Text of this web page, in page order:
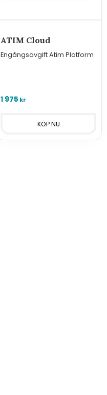
ATIM Cloud
Engångsavgift Atim Platform
1 975 kr